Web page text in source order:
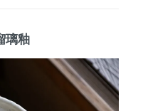
璃釉